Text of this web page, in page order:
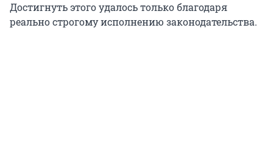
Достигнуть этого удалось только благодаря
реально строгому исполнению законодательства.